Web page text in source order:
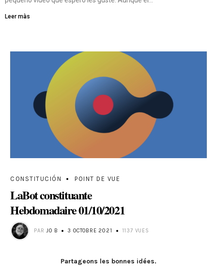
Leer màs
CONSTITUCIÓN POINT DE VUE
LaBot constituante
Hebdomadaire 01/10/2021
PARJO B 3 OCTOBRE 2021 1137 VUES
Partageons les bonnes idées.